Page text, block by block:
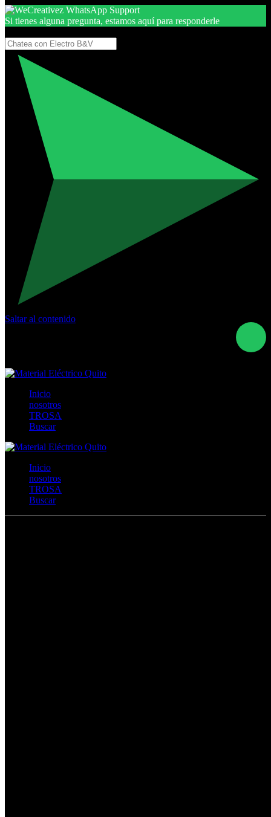
Si tienes alguna pregunta, estamos aquí para responderle
Saltar al contenido
Inicio
nosotros
TROSA
Buscar
Inicio
nosotros
TROSA
Buscar